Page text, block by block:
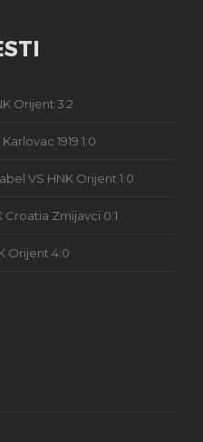
Orijent 3:2
1919 1:0
VS HNK Orijent 1:0
Croatia Zmijavci 0:1
Orijent 4:0